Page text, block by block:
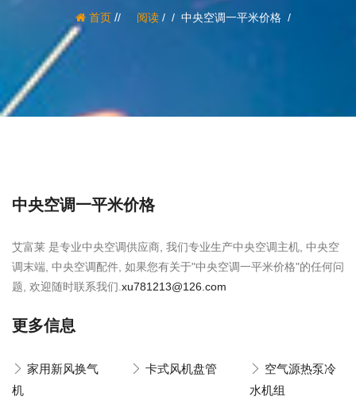
首页/ 阅读/ 中央空调一平米价格
中央空调一平米价格
艾富莱 是专业中央空调供应商, 我们专业生产中央空调主机, 中央空
调末端, 中央空调配件, 如果您有关于"中央空调一平米价格"的任何问
题, 欢迎随时联系我们. xu781213@126.com
更多信息
家用新风换气
机
卡式风机盘管
空气源热泵冷
水机组